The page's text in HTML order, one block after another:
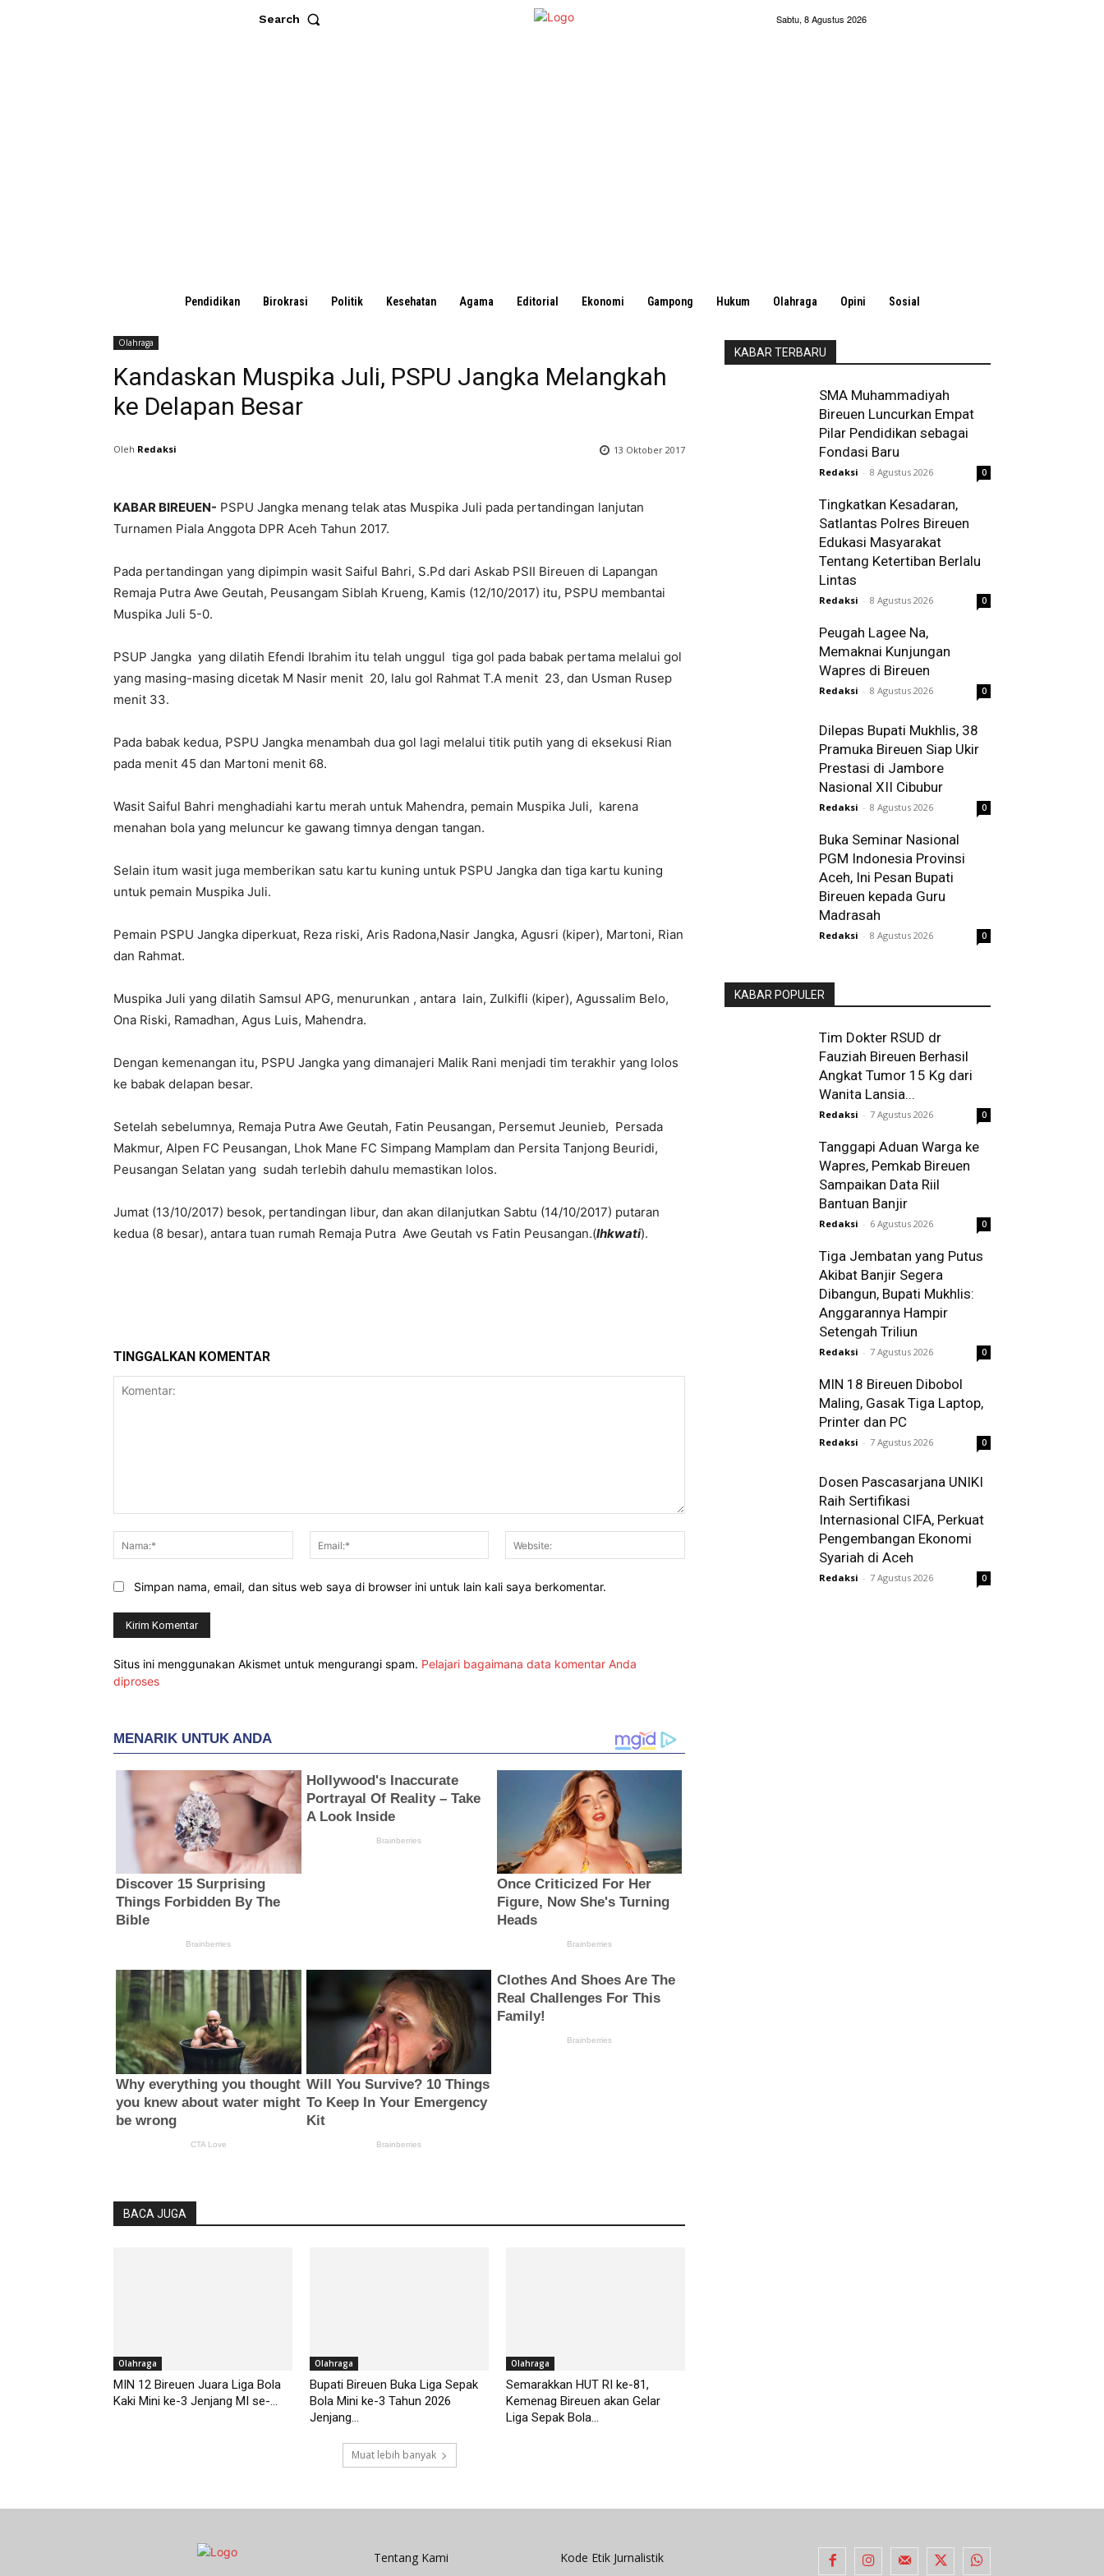
Search Sabtu, 8 Agustus 2026
Pendidikan Birokrasi Politik Kesehatan Agama Editorial Ekonomi Gampong Hukum Olahraga Opini Sosial
Olahraga
Kandaskan Muspika Juli, PSPU Jangka Melangkah
ke Delapan Besar
Oleh Redaksi 13 Oktober 2017
KABAR BIREUEN- PSPU Jangka menang telak atas Muspika Juli pada pertandingan lanjutan
Turnamen Piala Anggota DPR Aceh Tahun 2017.
Pada pertandingan yang dipimpin wasit Saiful Bahri, S.Pd dari Askab PSII Bireuen di Lapangan
Remaja Putra Awe Geutah, Peusangam Siblah Krueng, Kamis (12/10/2017) itu, PSPU membantai
Muspika Juli 5-0.
PSUP Jangka yang dilatih Efendi Ibrahim itu telah unggul tiga gol pada babak pertama melalui gol
yang masing-masing dicetak M Nasir menit 20, lalu gol Rahmat T.A menit 23, dan Usman Rusep
menit 33.
Pada babak kedua, PSPU Jangka menambah dua gol lagi melalui titik putih yang di eksekusi Rian
pada menit 45 dan Martoni menit 68.
Wasit Saiful Bahri menghadiahi kartu merah untuk Mahendra, pemain Muspika Juli, karena
menahan bola yang meluncur ke gawang timnya dengan tangan.
Selain itum wasit juga memberikan satu kartu kuning untuk PSPU Jangka dan tiga kartu kuning
untuk pemain Muspika Juli.
Pemain PSPU Jangka diperkuat, Reza riski, Aris Radona,Nasir Jangka, Agusri (kiper), Martoni, Rian
dan Rahmat.
Muspika Juli yang dilatih Samsul APG, menurunkan , antara lain, Zulkifli (kiper), Agussalim Belo,
Ona Riski, Ramadhan, Agus Luis, Mahendra.
Dengan kemenangan itu, PSPU Jangka yang dimanajeri Malik Rani menjadi tim terakhir yang lolos
ke babak delapan besar.
Setelah sebelumnya, Remaja Putra Awe Geutah, Fatin Peusangan, Persemut Jeunieb, Persada
Makmur, Alpen FC Peusangan, Lhok Mane FC Simpang Mamplam dan Persita Tanjong Beuridi,
Peusangan Selatan yang sudah terlebih dahulu memastikan lolos.
Jumat (13/10/2017) besok, pertandingan libur, dan akan dilanjutkan Sabtu (14/10/2017) putaran
kedua (8 besar), antara tuan rumah Remaja Putra Awe Geutah vs Fatin Peusangan.(Ihkwati).
TINGGALKAN KOMENTAR
Nama:*
Email:*
Simpan nama, email, dan situs web saya di browser ini untuk lain kali saya berkomentar.
Situs ini menggunakan Akismet untuk mengurangi spam. Pelajari bagaimana data komentar Anda
diproses
BACA JUGA
Olahraga
MIN 12 Bireuen Juara Liga Bola
Kaki Mini ke-3 Jenjang MI se-...
Olahraga
Bupati Bireuen Buka Liga Sepak
Bola Mini ke-3 Tahun 2026
Jenjang...
Olahraga
Semarakkan HUT RI ke-81,
Kemenag Bireuen akan Gelar
Liga Sepak Bola...
Muat lebih banyak
KABAR TERBARU
SMA Muhammadiyah
Bireuen Luncurkan Empat
Pilar Pendidikan sebagai
Fondasi Baru
Redaksi - 8 Agustus 2026 0
Tingkatkan Kesadaran,
Satlantas Polres Bireuen
Edukasi Masyarakat
Tentang Ketertiban Berlalu
Lintas
Redaksi - 8 Agustus 2026 0
Peugah Lagee Na,
Memaknai Kunjungan
Wapres di Bireuen
Redaksi - 8 Agustus 2026 0
Dilepas Bupati Mukhlis, 38
Pramuka Bireuen Siap Ukir
Prestasi di Jambore
Nasional XII Cibubur
Redaksi - 8 Agustus 2026 0
Buka Seminar Nasional
PGM Indonesia Provinsi
Aceh, Ini Pesan Bupati
Bireuen kepada Guru
Madrasah
Redaksi - 8 Agustus 2026 0
KABAR POPULER
Tim Dokter RSUD dr
Fauziah Bireuen Berhasil
Angkat Tumor 15 Kg dari
Wanita Lansia...
Redaksi - 7 Agustus 2026 0
Tanggapi Aduan Warga ke
Wapres, Pemkab Bireuen
Sampaikan Data Riil
Bantuan Banjir
Redaksi - 6 Agustus 2026 0
Tiga Jembatan yang Putus
Akibat Banjir Segera
Dibangun, Bupati Mukhlis:
Anggarannya Hampir
Setengah Triliun
Redaksi - 7 Agustus 2026 0
MIN 18 Bireuen Dibobol
Maling, Gasak Tiga Laptop,
Printer dan PC
Redaksi - 7 Agustus 2026 0
Dosen Pascasarjana UNIKI
Raih Sertifikasi
Internasional CIFA, Perkuat
Pengembangan Ekonomi
Syariah di Aceh
Redaksi - 7 Agustus 2026 0
Tentang Kami
Kode Etik Jurnalistik